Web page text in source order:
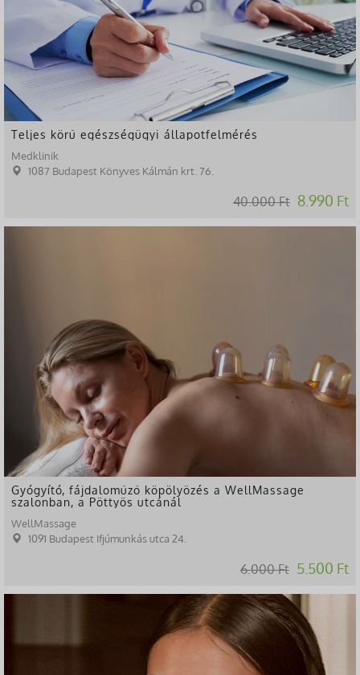
Teljes körű egészségügyi állapotfelmérés
Medklinik
1087 Budapest Könyves Kálmán krt. 76.
40.000 Ft 8.990 Ft
Gyógyító, fájdaloműző köpölyözés a WellMassage
szalonban, a Pöttyös utcánál
WellMassage
1091 Budapest Ifjúmunkás utca 24.
6.000 Ft 5.500 Ft